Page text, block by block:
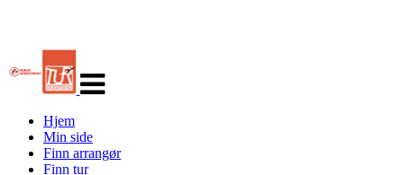
navigasjon
Hjem
Min side
Finn arrangør
Finn tur